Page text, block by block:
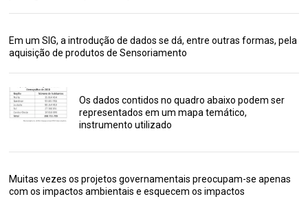
Em um SIG, a introdução de dados se dá, entre outras formas, pela
aquisição de produtos de Sensoriamento
Os dados contidos no quadro abaixo podem ser
representados em um mapa temático,
instrumento utilizado
Muitas vezes os projetos governamentais preocupam-se apenas
com os impactos ambientais e esquecem os impactos